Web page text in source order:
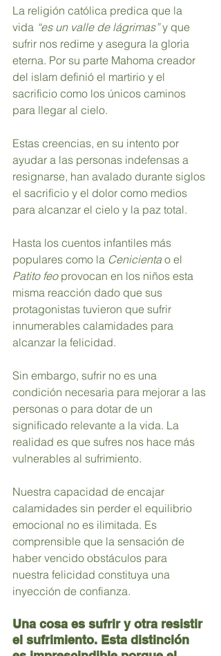
La religión católica predica que la
vida “es un valle de lágrimas” y que
sufrir nos redime y asegura la gloria
eterna. Por su parte Mahoma creador
del islam definió el martirio y el
sacrificio como los únicos caminos
para llegar al cielo.
Estas creencias, en su intento por
ayudar a las personas indefensas a
resignarse, han avalado durante siglos
el sacrificio y el dolor como medios
para alcanzar el cielo y la paz total.
Hasta los cuentos infantiles más
populares como la Cenicienta o el
Patito feo provocan en los niños esta
misma reacción dado que sus
protagonistas tuvieron que sufrir
innumerables calamidades para
alcanzar la felicidad.
Sin embargo, sufrir no es una
condición necesaria para mejorar a las
personas o para dotar de un
significado relevante a la vida. La
realidad es que sufres nos hace más
vulnerables al sufrimiento.
Nuestra capacidad de encajar
calamidades sin perder el equilibrio
emocional no es ilimitada. Es
comprensible que la sensación de
haber vencido obstáculos para
nuestra felicidad constituya una
inyección de confianza.
Una cosa es sufrir y otra resistir
el sufrimiento. Esta distinción